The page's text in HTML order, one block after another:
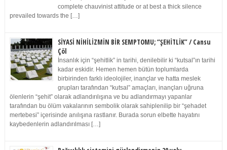
complete chauvinist attitude or at best a thick silence
prevailed towards the […]
SİYASİ NİHİLİZMİN BİR SEMPTOMU; “ŞEHİTLİK” / Cansu
Çöl
İnsanlık için “şehitlik” in tarihi, denilebilir ki “kutsal”ın tarihi
kadar eskidir. Hemen hemen bütün toplumlarda
birbirinden farklı ideolojiler, inançlar ve hatta meslek
grupları tarafından “kutsal” amaçları, inançları uğruna
ölenlerin “şehit” olarak adlandırılışına ve bu adlandırmayı yapanlar
tarafından bu ölüm vakalarının sembolik olarak sahiplenilip bir “şehadet
mertebesi” içerisinde anılışına rastlanır. Burada sorun elbette hayatını
kaybedenlerin adlandırılması […]